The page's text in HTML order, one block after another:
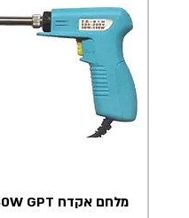
מלחם אקדח 25-130W GPT